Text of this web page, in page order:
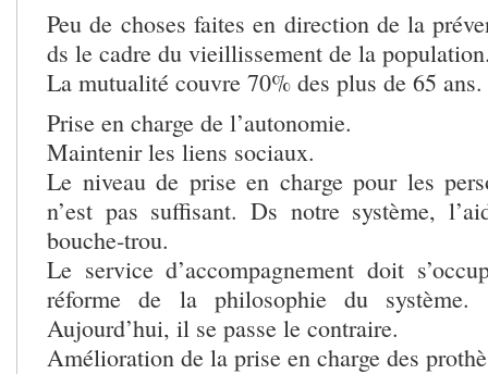
Peu de choses faites en direction de la
ds le cadre du vieillissement de la
La mutualité couvre 70% des plus de 65 ans.
Prise en charge de l’autonomie.
Maintenir les liens sociaux.
Le niveau de prise en charge pour les
n’est pas suffisant. Ds notre système,
bouche-trou.
Le service d’accompagnement doit
réforme de la philosophie du système.
Aujourd’hui, il se passe le contraire.
Amélioration de la prise en charge des